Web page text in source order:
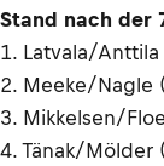
Stand nach der
1. Latvala/Anttila
2. Meeke/Nagle
3. Mikkelsen/
4. Tänak/Mölder